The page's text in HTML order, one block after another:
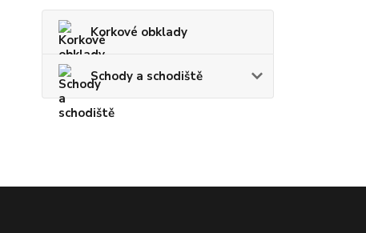
Korkové obklady
Schody a schodiště